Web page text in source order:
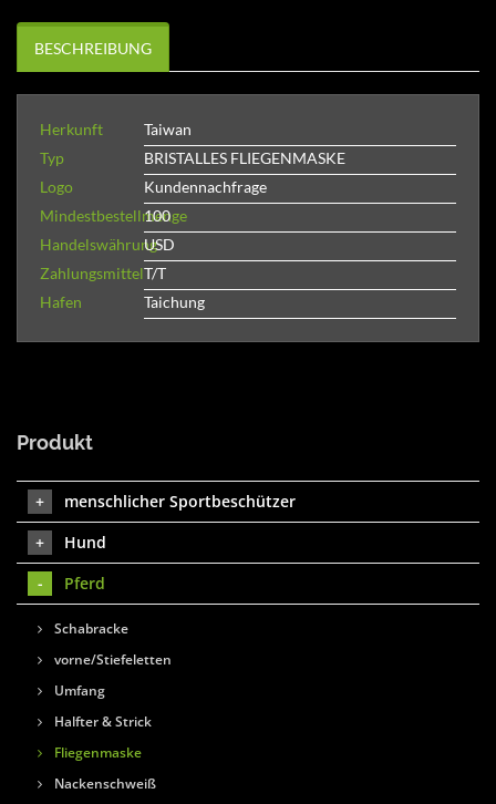
BESCHREIBUNG
Herkunft
Taiwan
Typ
BRISTALLES FLIEGENMASKE
Logo
Kundennachfrage
Mindestbestellmenge
100
HandelswährungUSD
ZahlungsmittelT/T
Hafen
Taichung
Produkt
menschlicher Sportbeschützer
Hund
Pferd
Schabracke
vorne/Stiefeletten
Umfang
Halfter & Strick
Fliegenmaske
Nackenschweiß